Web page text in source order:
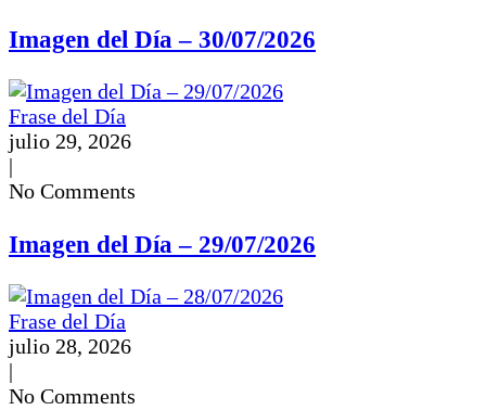
Imagen del Día – 30/07/2026
Frase del Día
julio 29, 2026
|
No Comments
Imagen del Día – 29/07/2026
Frase del Día
julio 28, 2026
|
No Comments